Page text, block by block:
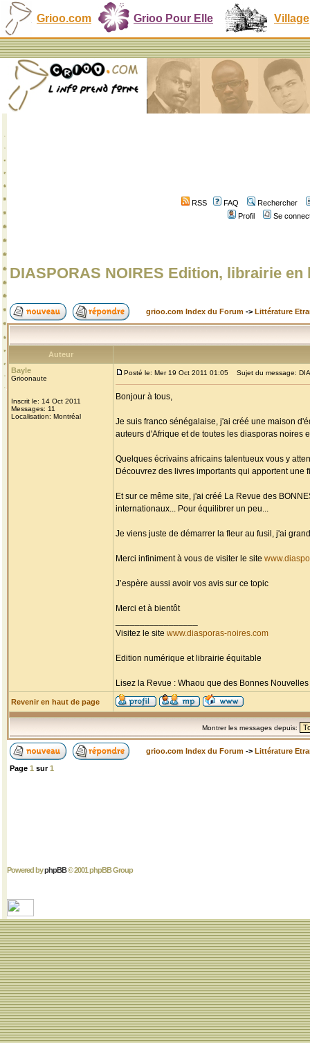
Grioo.com Grioo Pour Elle Village
RSS FAQ
Rechercher
Profil
Se
DIASPORAS NOIRES Edition, librairie en
grioo.com Index du Forum -> Littérature
Auteur
Bayle
Grioonaute
Inscrit le: 14 Oct 2011
Messages: 11
Localisation: Montréal
Posté le: Mer 19 Oct 2011 01:05 Sujet du message:
Bonjour à tous,
Je suis franco sénégalaise, j'ai créé une maison
auteurs d'Afrique et de toutes les diasporas noires
Quelques écrivains africains talentueux vous y
Découvrez des livres importants qui apportent
Et sur ce même site, j'ai créé La Revue des
internationaux... Pour équilibrer un peu...
Je viens juste de démarrer la fleur au fusil, j'ai
Merci infiniment à vous de visiter le site
J’espère aussi avoir vos avis sur ce topic
Merci et à bientôt
Visitez le site www.diasporas-noires.com
Edition numérique et librairie équitable
Lisez la Revue : Whaou que des Bonnes
Revenir en haut de page
Montrer les messages depuis:
grioo.com Index du Forum -> Littérature
Page 1 sur1
Powered byphpBB© 2001 phpBB Group